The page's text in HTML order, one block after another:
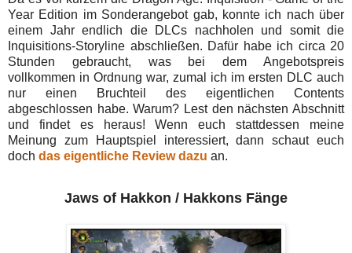
Year Edition im Sonderangebot gab, konnte ich nach über
einem Jahr endlich die DLCs nachholen und somit die
Inquisitions-Storyline abschließen. Dafür habe ich circa 20
Stunden gebraucht, was bei dem Angebotspreis
vollkommen in Ordnung war, zumal ich im ersten DLC auch
nur einen Bruchteil des eigentlichen Contents
abgeschlossen habe. Warum? Lest den nächsten Abschnitt
und findet es heraus! Wenn euch stattdessen meine
Meinung zum Hauptspiel interessiert, dann schaut euch
doch das eigentliche Review dazu an.
Jaws of Hakkon / Hakkons Fänge